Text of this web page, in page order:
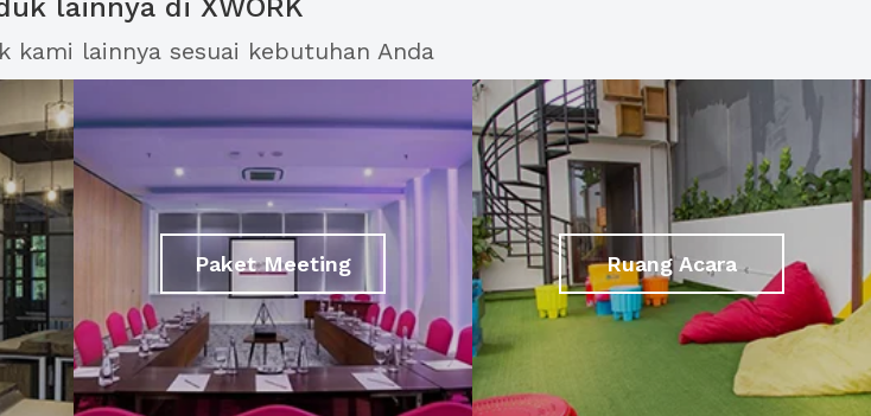
lainnya di XWORK
kami lainnya sesuai kebutuhan Anda
Paket Meeting Ruang Acara